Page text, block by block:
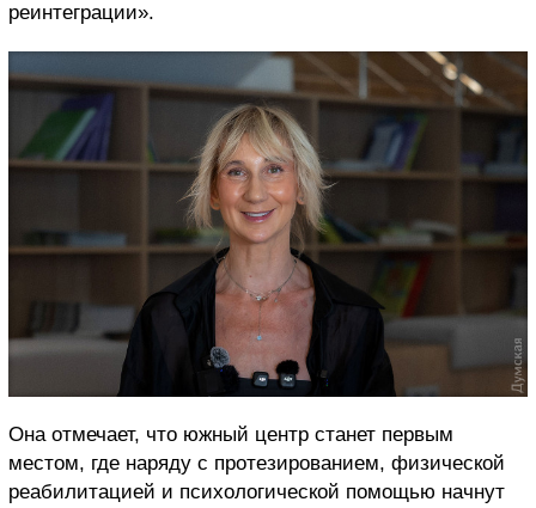
реинтеграции».
Она отмечает, что южный центр станет первым
местом, где наряду с протезированием, физической
реабилитацией и психологической помощью начнут